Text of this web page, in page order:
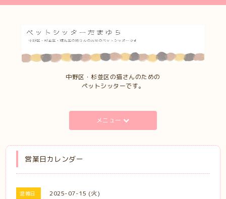
中野区・杉並区の猫さんのための
ペットシッターです。
メニュー
営業日カレンダー
混雑日 2025-07-15 (火)